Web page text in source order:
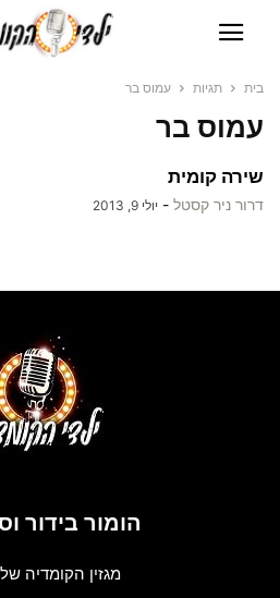
בית תגיות עמוס בר
עמוס בר
שירה קומית
דרור ניר קסטל - יולי 9, 2013
הומור בידור
מגזין הקומדיה